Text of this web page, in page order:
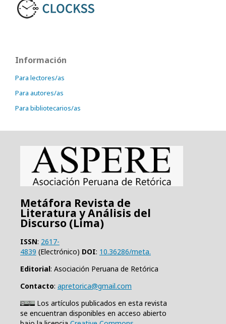
Información
Para lectores/as
Para autores/as
Para bibliotecarios/as
Metáfora Revista de
Literatura y Análisis del
Discurso (Lima)
ISSN: 2617-
4839 (Electrónico) DOI: 10.36286/meta.
Editorial: Asociación Peruana de Retórica
Contacto: apretorica@gmail.com
Los artículos publicados en esta revista
se encuentran disponibles en acceso abierto